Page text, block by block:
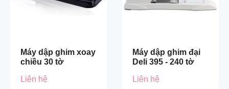
Máy dập ghim xoay
chiều 30 tờ
Liên hệ
Máy dập ghim đại
Deli 395 - 240 tờ
Liên hệ